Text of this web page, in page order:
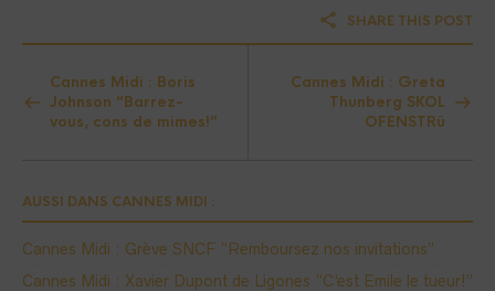
SHARE THIS POST
Cannes Midi : Boris
Johnson “Barrez-
vous, cons de mimes!”
Cannes Midi : Greta
Thunberg SKOL
OFENSTRü
AUSSI DANS CANNES MIDI :
Cannes Midi : Grève SNCF “Remboursez nos invitations”
Cannes Midi : Xavier Dupont de Ligones “C’est Emile le tueur!”